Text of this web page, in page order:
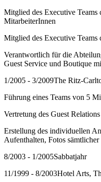
Mitglied des Executive Teams
MitarbeiterInnen
Mitglied des Executive Teams
Verantwortlich für die
Guest Service und Boutique
1/2005 - 3/2009The Ritz-
Führung eines Teams von 5
Vertretung des Guest
Erstellung des individuellen
Aufenthalten, Fotos sämtlicher
8/2003 - 1/2005Sabbatjahr
11/1999 - 8/2003Hotel Arts,